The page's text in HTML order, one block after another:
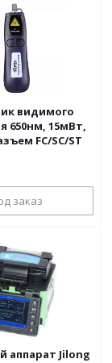
видимого
650нм, 15мВт,
FC/SC/ST
заказ
аппарат Jilong